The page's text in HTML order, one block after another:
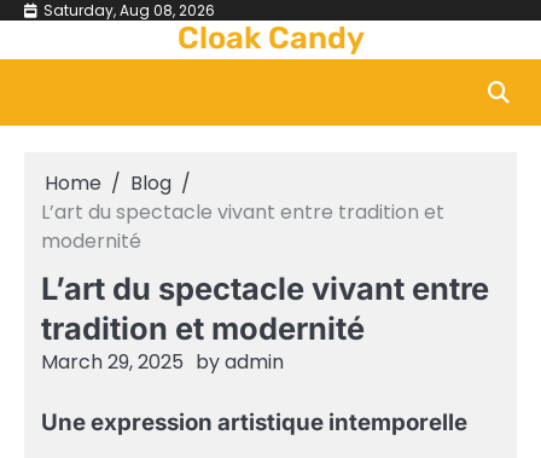
Skip Saturday, Aug 08, 2026
Cloak Candy
Home
Blog
L’art du spectacle vivant entre tradition et
modernité
L’art du spectacle vivant entre
tradition et modernité
March 29, 2025 byadmin
Une expression artistique intemporelle